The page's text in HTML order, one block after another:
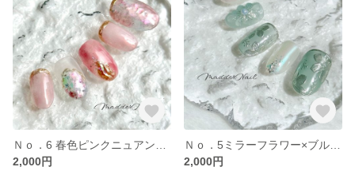
2,000円
2,000円